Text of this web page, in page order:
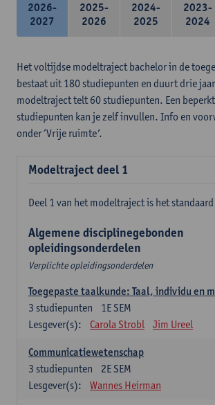
2026-
2027
2025-
2026
2024-
2025
2023-
2024
Het voltijdse modeltraject bachelor in de
bestaat uit 180 studiepunten en duurt drie
modeltraject telt 60 studiepunten. Een
studiepunten kan je zelf invullen. Info en
onder ‘Vrije ruimte’.
Modeltraject deel 1
Deel 1 van het modeltraject is het
Algemene disciplinegebonden
opleidingsonderdelen
Verplichte opleidingsonderdelen
Toegepaste taalkunde: Taal, individu en
1E SEM
3 studiepunten
Lesgever(s):
Carola Strobl Jim Ureel
Communicatiewetenschap
2E SEM
3 studiepunten
Lesgever(s):
Wannes Heirman